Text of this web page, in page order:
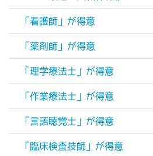
「看護師」が得意
「薬剤師」が得意
「理学療法士」が得意
「作業療法士」が得意
「言語聴覚士」が得意
「臨床検査技師」が得意